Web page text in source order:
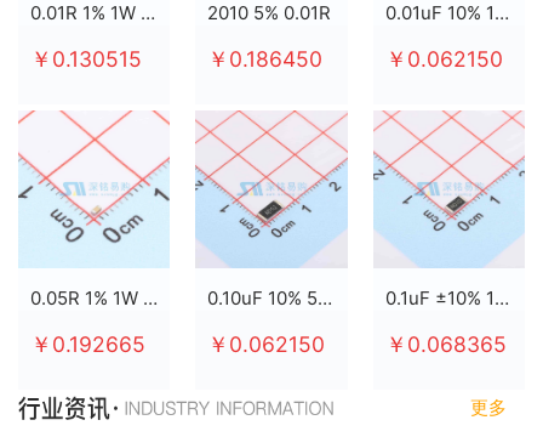
0.01R 1% 1W 2512
￥0.130515
2010 5% 0.01R
￥0.186450
0.01uF 10% 100V X7R 0603
￥0.062150
0.05R 1% 1W 2512
￥0.192665
0.10uF 10% 50V X7R 0805
￥0.062150
0.1uF ±10% 100V X7R 0805
￥0.068365
更多